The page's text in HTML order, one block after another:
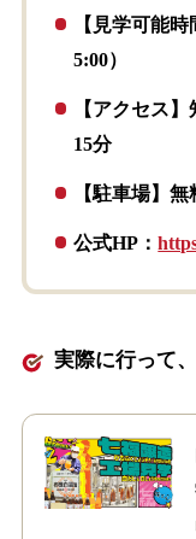
【見学可能
5:00）
【アクセス
15分
【駐車場】
公式HP：
実際に行って